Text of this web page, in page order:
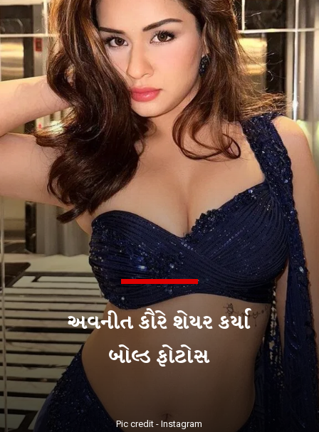
અવનીત કૌરે શેયર કર્યા
બોલ્ડ ફોટોસ
Pic credit - Instagram